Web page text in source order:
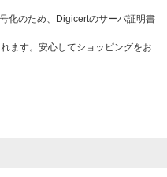
化のため、Digicertのサーバ証明書
ます。安心してショッピングをお